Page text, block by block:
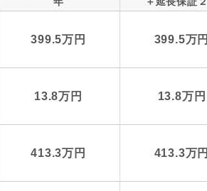
399.5万円 399.5万
13.8万円 13.8万円
413.3万円 413.3万